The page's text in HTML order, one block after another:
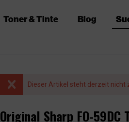
Toner & Tinte Blog
Dieser Artikel steht derzeit nicht
Original Sharp FO-59DC